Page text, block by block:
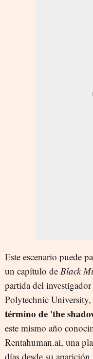
Este escenario puede
un capítulo de Black
partida del investigador
Polytechnic University,
término de 'the
este mismo año
Rentahuman.ai, una
días desde su aparición